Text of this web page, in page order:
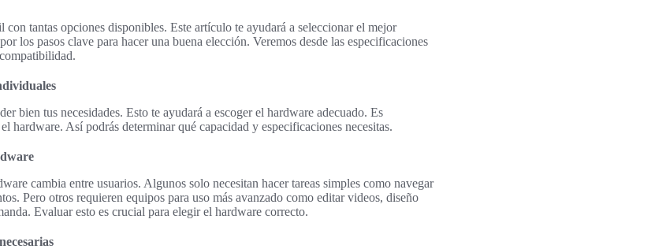
con tantas opciones disponibles. Este artículo te ayudará a seleccionar el mejor
los pasos clave para hacer una buena elección. Veremos desde las especificaciones
bien tus necesidades. Esto te ayudará a escoger el hardware adecuado. Es
hardware. Así podrás determinar qué capacidad y especificaciones necesitas.
cambia entre usuarios. Algunos solo necesitan hacer tareas simples como navegar
Pero otros requieren equipos para uso más avanzado como editar videos, diseño
Evaluar esto es crucial para elegir el hardware correcto.